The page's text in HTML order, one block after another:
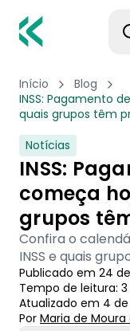
Início
Blog
INSS: Pagamento
quais grupos têm
Notícias
INSS:
começa
grupos
Confira o
INSS e quais
Publicado em 24
Tempo de leitura: 3
Atualizado em 4
Por Maria de Moura